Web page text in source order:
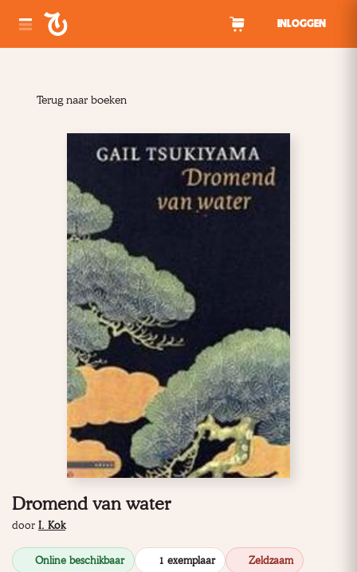
INLOGGEN
Terug naar boeken
Dromend van water
door I. Kok
Online beschikbaar 1 exemplaar Zeldzaam